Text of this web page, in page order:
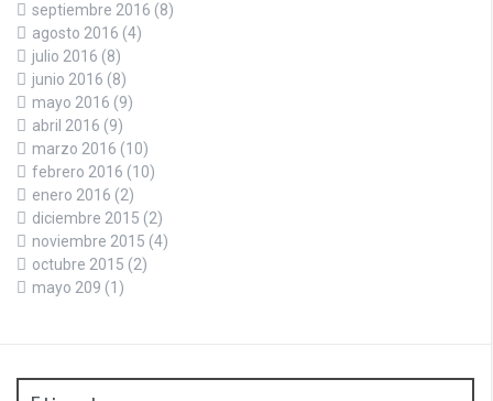
septiembre 2016 (8)
agosto 2016 (4)
julio 2016 (8)
junio 2016 (8)
mayo 2016 (9)
abril 2016 (9)
marzo 2016 (10)
febrero 2016 (10)
enero 2016 (2)
diciembre 2015 (2)
noviembre 2015 (4)
octubre 2015 (2)
mayo 209 (1)